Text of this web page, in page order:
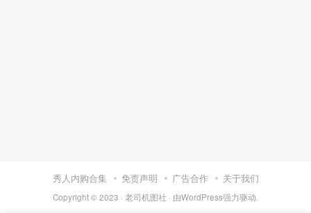
秀人内购合集 免责声明 广告合作 关于我们
Copyright © 2023 · 老司机图社 · 由WordPress强力驱动.